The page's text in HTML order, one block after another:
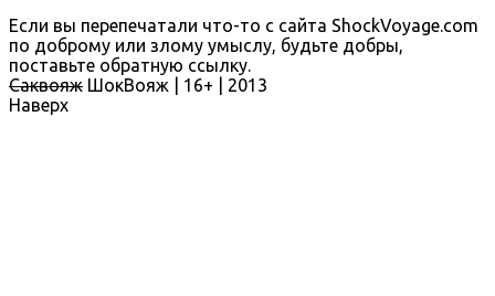
Если вы перепечатали что-то с сайта ShockVoyage.com
по доброму или злому умыслу, будьте добры,
поставьте обратную ссылку.
Саквояж ШокВояж | 16+ | 2013
Наверх